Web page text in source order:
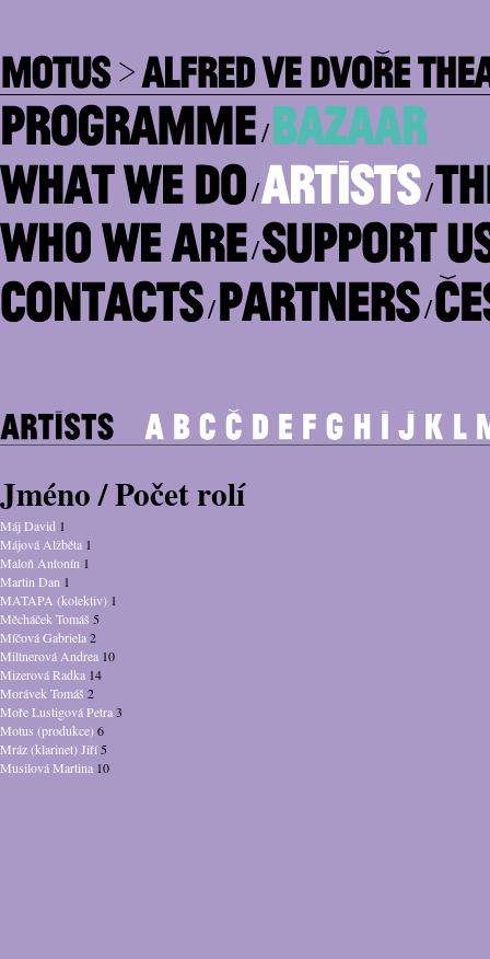
/
/
/
/
/
/
Jméno / Počet rolí
Máj David 1
Májová Alžběta 1
Maloň Antonín 1
Martin Dan 1
MATAPA (kolektiv) 1
Měcháček Tomáš 5
Míčová Gabriela2
Miltnerová Andrea 10
Mizerová Radka 14
Morávek Tomáš 2
Moře Lustigová Petra3
Motus (produkce)6
Mráz (klarinet) Jiří5
Musilová Martina 10